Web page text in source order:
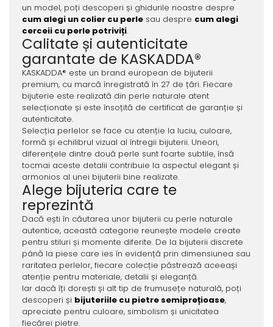
un model, poți descoperi și ghidurile noastre despre
cum alegi un colier cu perlesau despre cum alegi
cerceii cu perle potriviți.
Calitate și autenticitate
garantate de KASKADDA®
KASKADDA® este un brand european de bijuterii
premium, cu marcă înregistrată în 27 de țări. Fiecare
bijuterie este realizată din perle naturale atent
selecționate și este însoțită de certificat de garanție și
autenticitate.
Selecția perlelor se face cu atenție la luciu, culoare,
formă și echilibrul vizual al întregii bijuterii. Uneori,
diferențele dintre două perle sunt foarte subtile, însă
tocmai aceste detalii contribuie la aspectul elegant și
armonios al unei bijuterii bine realizate.
Alege bijuteria care te
reprezintă
Dacă ești în căutarea unor bijuterii cu perle naturale
autentice, această categorie reunește modele create
pentru stiluri și momente diferite. De la bijuterii discrete
până la piese care ies în evidență prin dimensiunea sau
raritatea perlelor, fiecare colecție păstrează aceeași
atenție pentru materiale, detalii și eleganță.
Iar dacă îți dorești și alt tip de frumusețe naturală, poți
descoperi și bijuteriile cu pietre semiprețioase,
apreciate pentru culoare, simbolism și unicitatea
fiecărei pietre.